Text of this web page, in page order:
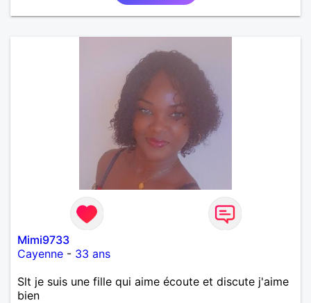
Mimi9733
Cayenne - 33 ans
Slt je suis une fille qui aime écoute et discute j'aime
bien